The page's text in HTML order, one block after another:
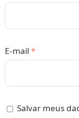
E-mail *
Salvar meus